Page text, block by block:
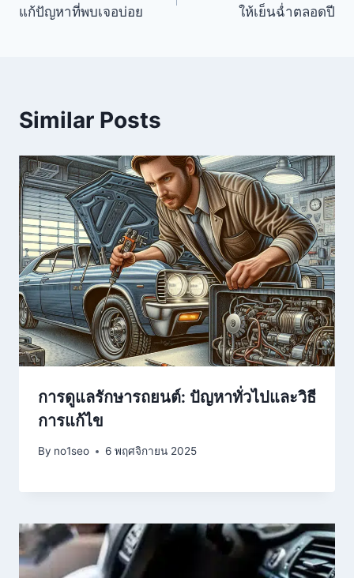
แก้ปัญหาที่พบเจอบ่อย
ให้เย็นฉ่ำตลอดปี
Similar Posts
การดูแลรักษารถยนต์: ปัญหาทั่วไปและวิธี
การแก้ไข
By no1seo 6 พฤศจิกายน 2025